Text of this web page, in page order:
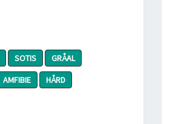
SOTIS
GRÅAL
AMFIBIE
HÅRD